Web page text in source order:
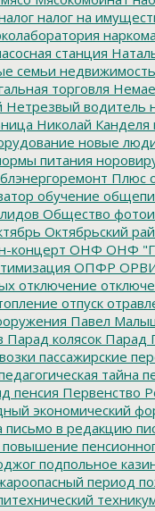
налог на
станция
семьи недвижимость
торговля
Нетрезвый водитель
Николай Канделя
новые
питания
Плюс
обучение
Общество
Октябрьский
концерт ОНФ ОНФ
ОПФР
отключение
отпуск
Павел
Парад колясок Парад
пассажирские
тайна
пенсия Первенство
экономический
письмо в редакцию
повышение
подпольное
период